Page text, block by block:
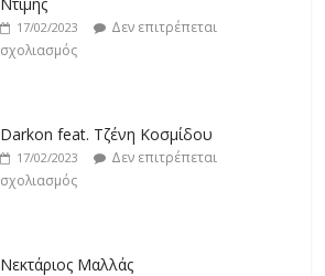
17/02/2023
Δεν επιτρέπεται
σχολιασμός
Νεκτάριος Μαλλάς
17/02/2023
Δεν επιτρέπεται
σχολιασμός
George P. Lemos feat. Ασπασία Λαιμού